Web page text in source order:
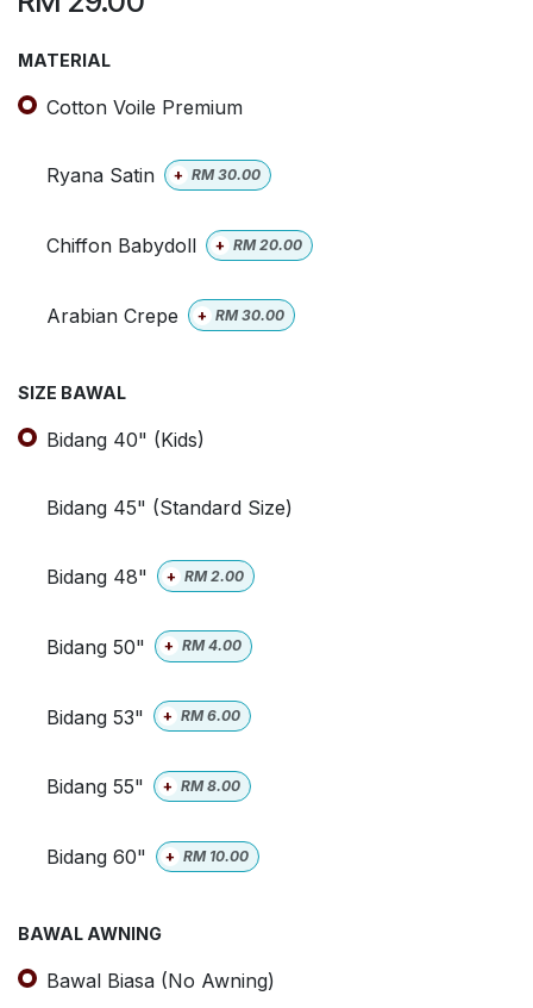
MATERIAL
Cotton Voile Premium
Ryana Satin + RM30.00
Chiffon Babydoll + RM20.00
Arabian Crepe + RM30.00
SIZE BAWAL
Bidang 40" (Kids)
Bidang 45" (Standard Size)
Bidang 48" + RM2.00
Bidang 50" + RM4.00
Bidang 53" + RM6.00
Bidang 55" + RM8.00
Bidang 60" + RM 10.00
BAWAL AWNING
Bawal Biasa (No Awning)